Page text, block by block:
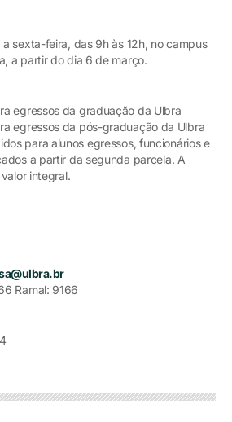
sexta-feira, das 9h às 12h, no campus
a partir do dia 6 de março.
egressos da graduação da Ulbra
egressos da pós-graduação da Ulbra
para alunos egressos, funcionários e
a partir da segunda parcela. A
integral.
Ramal: 9166